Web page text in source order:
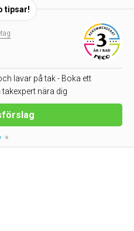
tipsar!
lavar på tak - Boka ett
nära dig
•